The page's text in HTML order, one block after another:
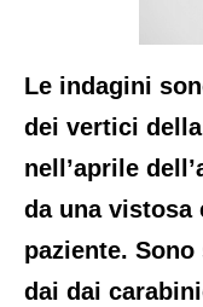
Le indagini
dei vertici
nell’aprile
da una
paziente.
dai dai